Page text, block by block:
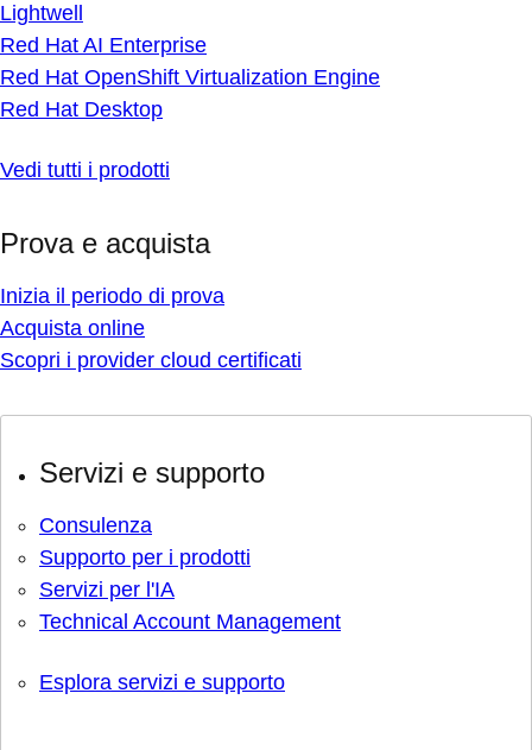
Lightwell
Red Hat AI Enterprise
Red Hat OpenShift Virtualization Engine
Red Hat Desktop
Vedi tutti i prodotti
Prova e acquista
Inizia il periodo di prova
Acquista online
Scopri i provider cloud certificati
Servizi e supporto
Consulenza
Supporto per i prodotti
Servizi per l'IA
Technical Account Management
Esplora servizi e supporto